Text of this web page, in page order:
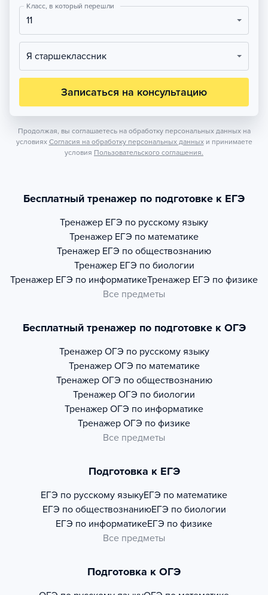
Класс, в который перешли
11
Я старшеклассник
Записаться на консультацию
Продолжая, вы соглашаетесь на обработку персональных данных на
условиях Согласия на обработку персональных данных и принимаете
условия Пользовательского соглашения.
Бесплатный тренажер по подготовке к ЕГЭ
Тренажер ЕГЭ по русскому языку
Тренажер ЕГЭ по математике
Тренажер ЕГЭ по обществознанию
Тренажер ЕГЭ по биологии
Тренажер ЕГЭ по информатикеТренажер ЕГЭ по физике
Все предметы
Бесплатный тренажер по подготовке к ОГЭ
Тренажер ОГЭ по русскому языку
Тренажер ОГЭ по математике
Тренажер ОГЭ по обществознанию
Тренажер ОГЭ по биологии
Тренажер ОГЭ по информатике
Тренажер ОГЭ по физике
Все предметы
Подготовка к ЕГЭ
ЕГЭ по русскому языкуЕГЭ по математике
ЕГЭ по обществознаниюЕГЭ по биологии
ЕГЭ по информатикеЕГЭ по физике
Все предметы
Подготовка к ОГЭ